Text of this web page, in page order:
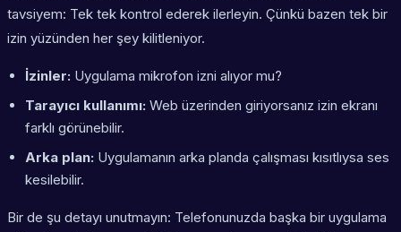
tavsiyem: Tek tek kontrol ederek ilerleyin. Çünkü bazen tek bir
izin yüzünden her şey kilitleniyor.
İzinler: Uygulama mikrofon izni alıyor mu?
Tarayıcı kullanımı: Web üzerinden giriyorsanız izin ekranı
farklı görünebilir.
Arka plan: Uygulamanın arka planda çalışması kısıtlıysa ses
kesilebilir.
Bir de şu detayı unutmayın: Telefonunuzda başka bir uygulama